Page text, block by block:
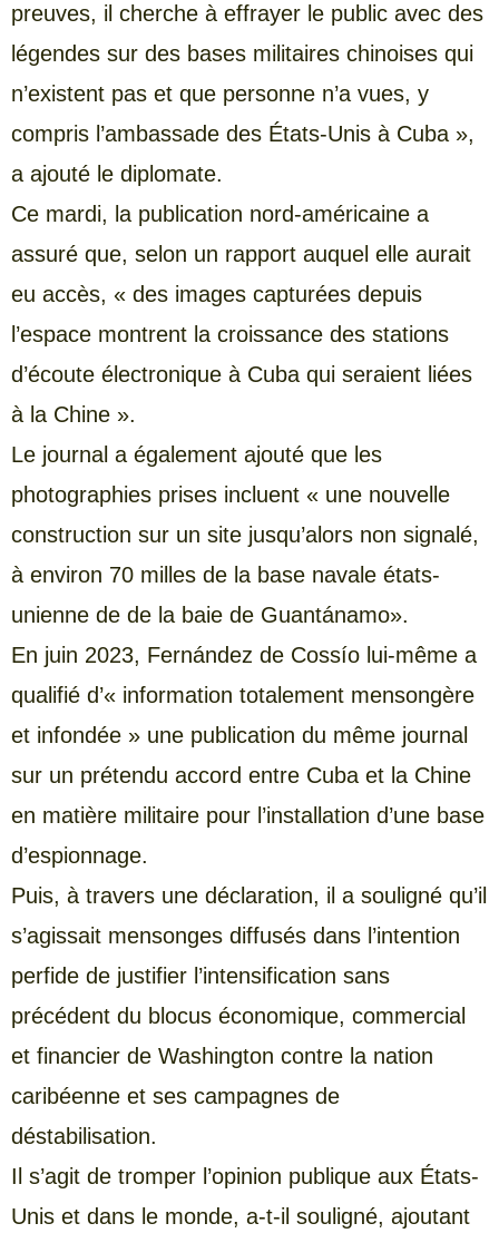
preuves, il cherche à effrayer le public avec des
légendes sur des bases militaires chinoises qui
n’existent pas et que personne n’a vues, y
compris l’ambassade des États-Unis à Cuba »,
a ajouté le diplomate.
Ce mardi, la publication nord-américaine a
assuré que, selon un rapport auquel elle aurait
eu accès, « des images capturées depuis
l’espace montrent la croissance des stations
d’écoute électronique à Cuba qui seraient liées
à la Chine ».
Le journal a également ajouté que les
photographies prises incluent « une nouvelle
construction sur un site jusqu’alors non signalé,
à environ 70 milles de la base navale états-
unienne de de la baie de Guantánamo».
En juin 2023, Fernández de Cossío lui-même a
qualifié d’« information totalement mensongère
et infondée » une publication du même journal
sur un prétendu accord entre Cuba et la Chine
en matière militaire pour l’installation d’une base
d’espionnage.
Puis, à travers une déclaration, il a souligné qu’il
s’agissait mensonges diffusés dans l’intention
perfide de justifier l’intensification sans
précédent du blocus économique, commercial
et financier de Washington contre la nation
caribéenne et ses campagnes de
déstabilisation.
Il s’agit de tromper l’opinion publique aux États-
Unis et dans le monde, a-t-il souligné, ajoutant